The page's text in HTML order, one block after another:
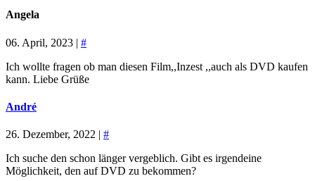
Angela
06. April, 2023 | #
Ich wollte fragen ob man diesen Film,,Inzest ,,auch als DVD kaufen
kann. Liebe Grüße
André
26. Dezember, 2022 | #
Ich suche den schon länger vergeblich. Gibt es irgendeine
Möglichkeit, den auf DVD zu bekommen?